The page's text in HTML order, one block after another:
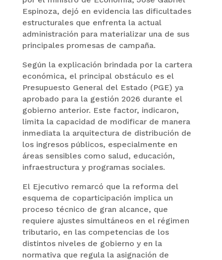
Espinoza, dejó en evidencia las dificultades
estructurales que enfrenta la actual
administración para materializar una de sus
principales promesas de campaña.
Según la explicación brindada por la cartera
económica, el principal obstáculo es el
Presupuesto General del Estado (PGE) ya
aprobado para la gestión 2026 durante el
gobierno anterior. Este factor, indicaron,
limita la capacidad de modificar de manera
inmediata la arquitectura de distribución de
los ingresos públicos, especialmente en
áreas sensibles como salud, educación,
infraestructura y programas sociales.
El Ejecutivo remarcó que la reforma del
esquema de coparticipación implica un
proceso técnico de gran alcance, que
requiere ajustes simultáneos en el régimen
tributario, en las competencias de los
distintos niveles de gobierno y en la
normativa que regula la asignación de